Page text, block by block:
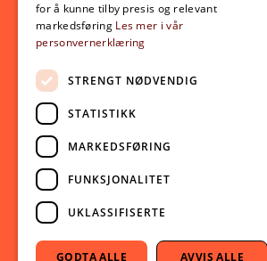
Aktuelt
Nyheter
Arrangementer
Nyhetsbrev
Ledige stillinger
Følg oss på sosiale medier:
Facebook
Instagram
Youtube
for å kunne tilby presis og relevant
markedsføring Les mer i vår
personvernerklæring
STRENGT NØDVENDIG
STATISTIKK
MARKEDSFØRING
FUNKSJONALITET
UKLASSIFISERTE
GODTA ALLE AVVIS ALLE